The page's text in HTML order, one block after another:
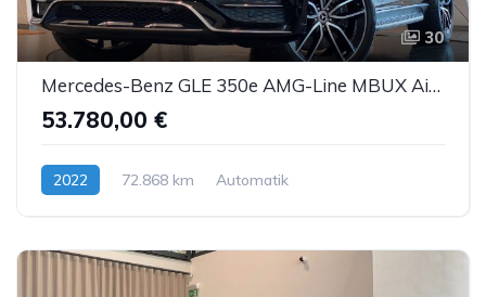
30
Mercedes-Benz GLE 350e AMG-Line MBUX Airmatic Burm. 360° 22"
53.780,00 €
2022 72.868 km
Automatik